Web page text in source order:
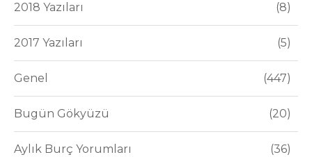
2018 Yazıları 8
2017 Yazıları 5
Genel 447
Bugün Gökyüzü 20
Aylık Burç Yorumları 36